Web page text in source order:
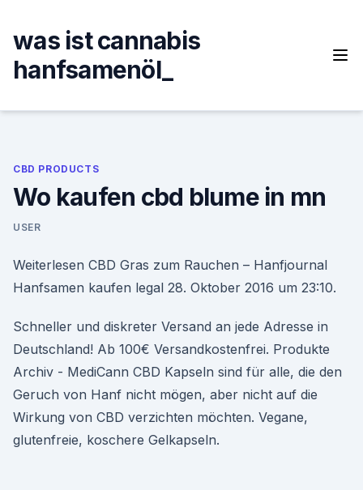
content
was ist cannabis
hanfsamenöl_
CBD PRODUCTS
Wo kaufen cbd blume in mn
USER
Weiterlesen CBD Gras zum Rauchen – Hanfjournal
Hanfsamen kaufen legal 28. Oktober 2016 um 23:10.
Schneller und diskreter Versand an jede Adresse in
Deutschland! Ab 100€ Versandkostenfrei. Produkte
Archiv - MediCann CBD Kapseln sind für alle, die den
Geruch von Hanf nicht mögen, aber nicht auf die
Wirkung von CBD verzichten möchten. Vegane,
glutenfreie, koschere Gelkapseln.